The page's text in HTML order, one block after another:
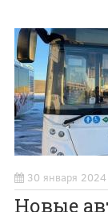
30 января
Новые